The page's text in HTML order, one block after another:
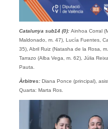
Catalunya sub14 (0):Ainhoa Corral
Maldonado, m. 47), Lucía Fuentes,
35), Abril Ruiz (Natasha de la Rosa,
Tarrazo (Alba Vega, m. 62), Júlia
Pauta.
Àrbitres: Diana Ponce (principal),
Quarta: Marta Ros.